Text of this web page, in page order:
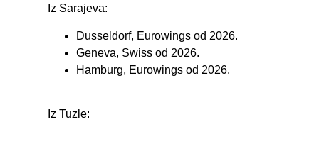
Iz Sarajeva:
Dusseldorf, Eurowings od 2026.
Geneva, Swiss od 2026.
Hamburg, Eurowings od 2026.
Iz Tuzle: